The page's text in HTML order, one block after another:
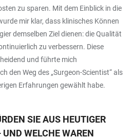
zu sparen. Mit dem Einblick in die
mir klar, dass klinisches Können
demselben Ziel dienen: die Qualität
zu verbessern. Diese
und führte mich
den Weg des „Surgeon-Scientist“ als
Erfahrungen gewählt habe.
SIE AUS HEUTIGER
WELCHE WAREN